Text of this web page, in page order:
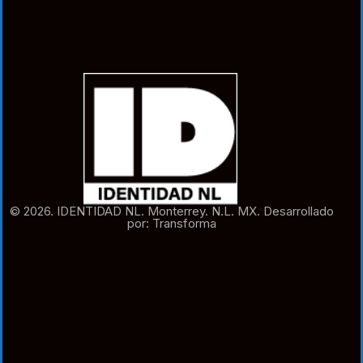
© 2026. IDENTIDAD NL. Monterrey. N.L. MX. Desarrollado
por: Transforma